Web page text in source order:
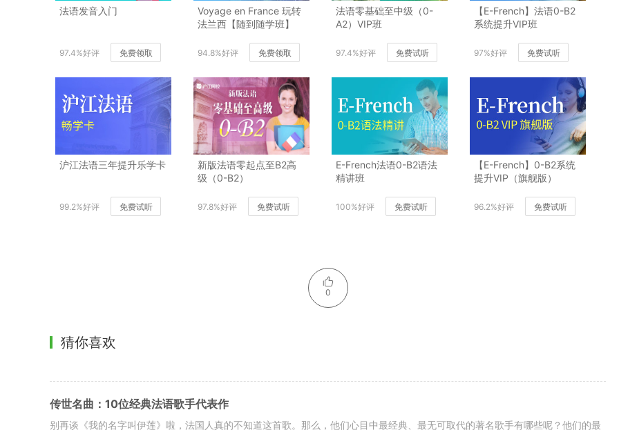
法语发音入门
97.4%好评 免费领取
Voyage en France 玩转
法兰西【随到随学班】
94.8%好评 免费领取
法语零基础至中级（0-
A2）VIP班
97.4%好评 免费试听
【E-French】法语0-B2
系统提升VIP班
97%好评 免费试听
沪江法语三年提升乐学卡
99.2%好评 免费试听
新版法语零起点至B2高
级（0-B2）
97.8%好评 免费试听
E-French法语0-B2语法
精讲班
100%好评 免费试听
【E-French】0-B2系统
提升VIP（旗舰版）
96.2%好评 免费试听
0
猜你喜欢
传世名曲：10位经典法语歌手代表作
别再谈《我的名字叫伊莲》啦，法国人真的不知道这首歌。那么，他们心目中最经典、最无可取代的著名歌手有哪些呢？他们的最